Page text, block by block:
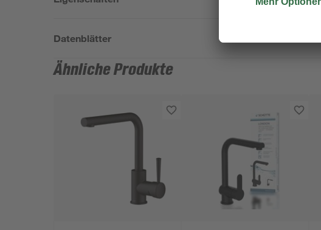
Datenblätter
Ähnliche Produkte